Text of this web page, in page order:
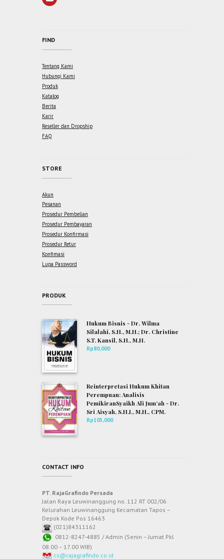
FIND
Tentang Kami
Hubungi Kami
Produk
Katalog
Berita
Karir
Reseller dan Dropship
FAQ
STORE
Akun
Pesanan
Prosedur Pembelian
Prosedur Pembayaran
Prosedur Konfirmasi
Prosedur Retur
Konfimasi
Lupa Password
PRODUK
Hukum Bisnis - Dr. Wilma
Silalahi, S.H., M.H.; Dr. Christine
S.T. Kansil, S.H., M.H.
Rp80,000
Reinterpretasi Hukum Khitan
Perempuan: Analisis
PemikiranSyaikh Ali Jum’ah - Dr.
Sri Aisyah, S.H.I., M.H., CPM.
Rp105,000
CONTACT INFO
PT. RajaGrafindo Persada
Jalan Raya Leuwinanggung no. 112 RT 002/06
Kelurahan Leuwinanggung Kecamatan Tapos –
Depok Kode Pos 16463
(021)84311162
0812-8247-4885 / Admin (Senin – Jumat Pkl
08.00 – 17.00 WIB)
cs@rajagrafindo.co.id